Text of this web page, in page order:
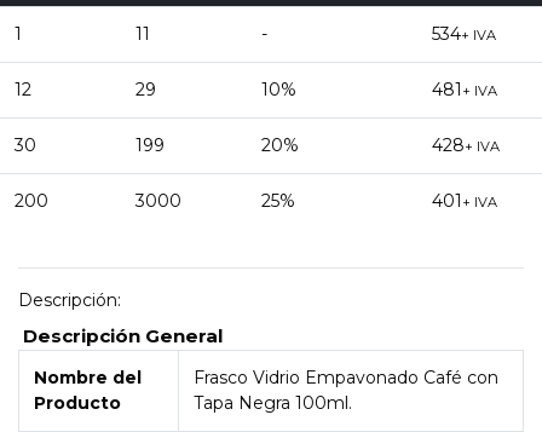
1 11 - 534+ IVA
12 29 10% 481 + IVA
30 199 20% 428+ IVA
200 3000 25% 401 + IVA
Descripción:
Descripción General
Nombre del
Producto
Frasco Vidrio Empavonado Café con
Tapa Negra 100ml.